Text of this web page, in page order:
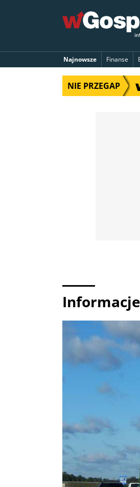
Najnowsze Finanse
NIE PRZEGAP
Informacje